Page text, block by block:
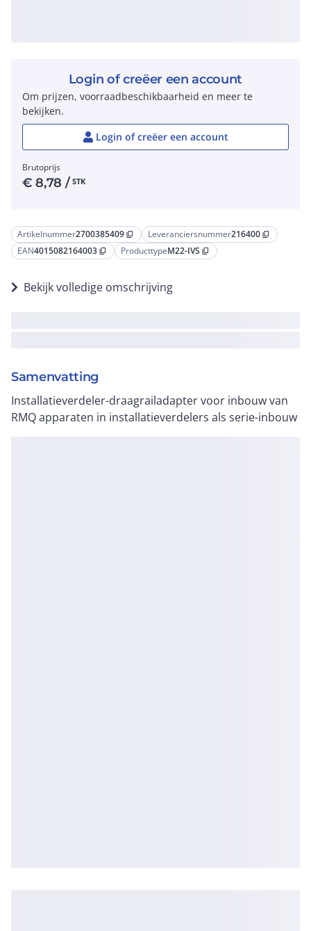
Artikelnummer2700385409 content_copy Leveranciersnummer216400 content_copy
EAN4015082164003 content_copy ProducttypeM22-IVS content_copy
Bekijk volledige omschrijving
Samenvatting
Installatieverdeler-draagrailadapter voor inbouw van
RMQ apparaten in installatieverdelers als serie-inbouw
Login of creëer een account
Om prijzen, voorraadbeschikbaarheid en meer te
bekijken.
Login of creëer een account
Brutoprijs
€8,78 / STK